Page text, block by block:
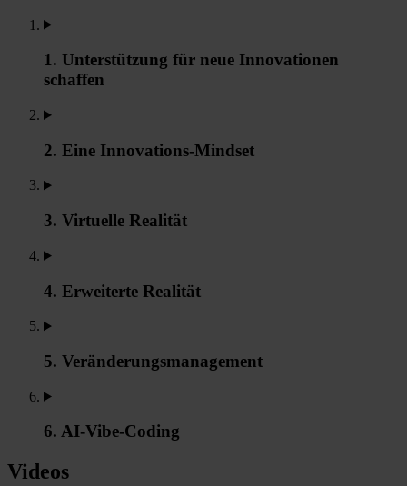
1. Unterstützung für neue Innovationen
schaffen
2. Eine Innovations-Mindset
3. Virtuelle Realität
4. Erweiterte Realität
5. Veränderungsmanagement
6. AI-Vibe-Coding
Videos